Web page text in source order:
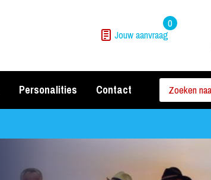
Jouw aanvraag
0
Personalities Contact